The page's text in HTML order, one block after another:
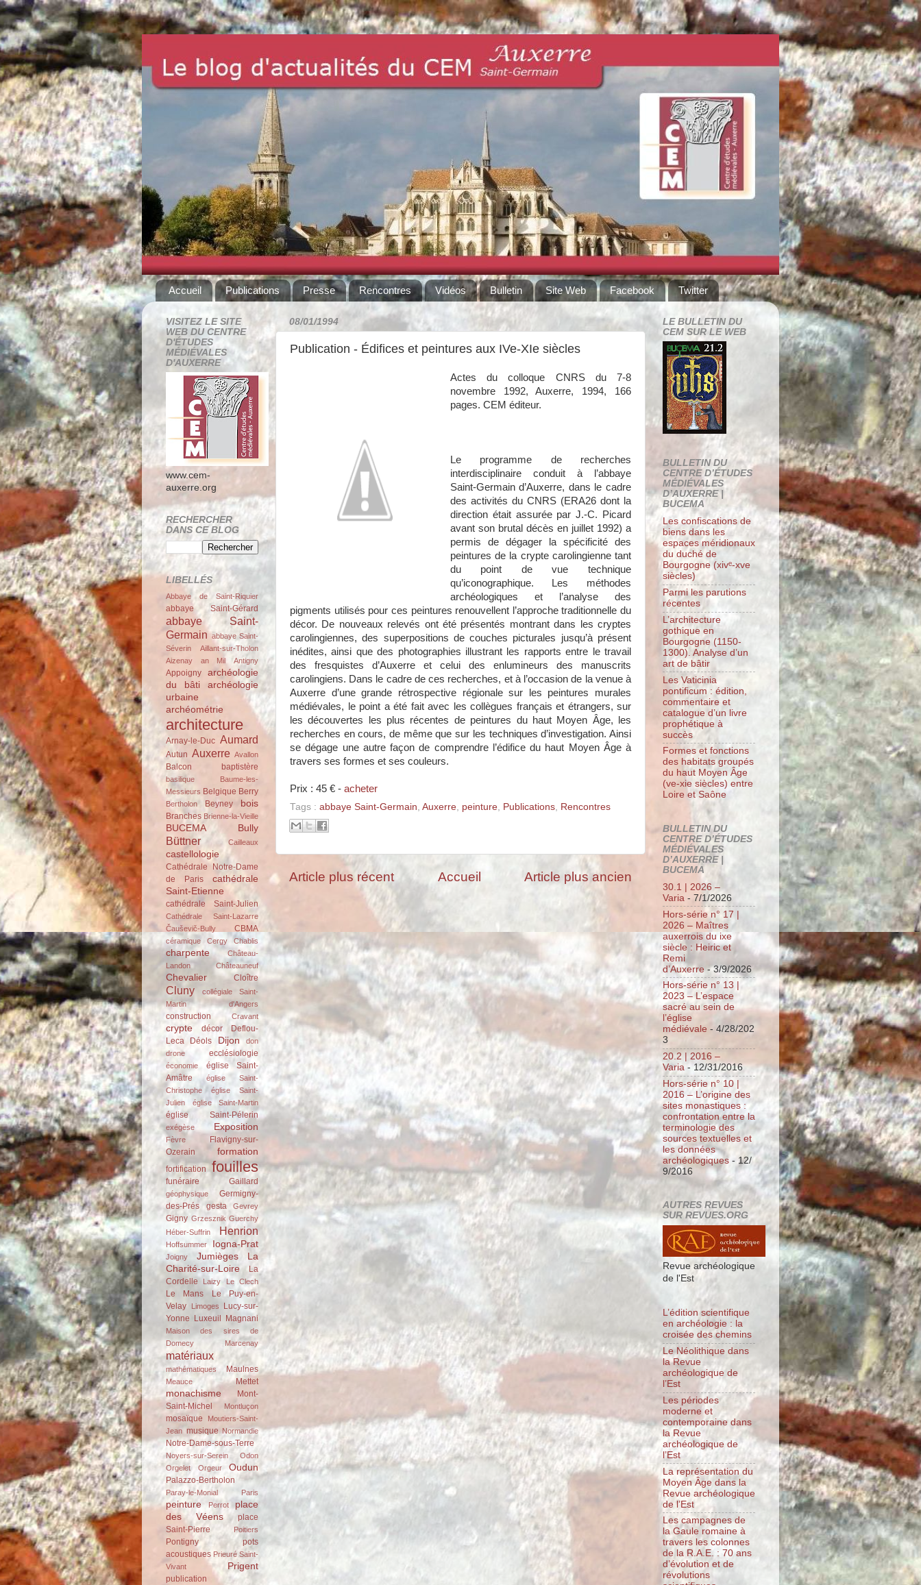
Accueil Publications Presse Rencontres Vidéos Bulletin Site Web Facebook Twitter
08/01/1994
Publication - Édifices et peintures aux IVe-XIe siècles
Actes du colloque CNRS du 7-8
novembre 1992,Auxerre, 1994, 166
pages. CEM éditeur.
Le programme de recherches
interdisciplinaire conduit à l’abbaye
Saint-Germain d’Auxerre, dans le cadre
des activités du CNRS (ERA26 dont la
direction était assurée par J.-C. Picard
avant son brutal décès en juillet 1992) a
permis de dégager la spécificité des
peintures de la crypte carolingienne tant
du point de vue technique
qu’iconographique. Les méthodes
archéologiques et l’analyse des
pigments utilisés pour ces peintures renouvellent l’approche traditionnelle du
décor. De nouveaux relevés ont été présentés montrant dans les cryptes
carolingiennes, des superpositions de couches picturales jusqu’à présent
inédites, ainsi que des photographies illustrant les rapports entre le travail
des fresquistes d’Auxerre et celui des enlumineurs des manuscrits
carolingiens. Dans le cadre de ces recherches, et à l’occasion de la venue à
Auxerre d’une grande rétrospective régionale sur les peintures murales
médiévales, le point a été fait avec les collègues français et étrangers, sur
les découvertes les plus récentes de peintures du haut Moyen Âge, les
recherches en cours, de même que sur les techniques d’investigation. Ainsi
se dégage une autre façon de comprendre l’édifice du haut Moyen Âge à
travers ses formes et ses couleurs.
Prix : 45 € - acheter
Tags : abbaye Saint-Germain, Auxerre, peinture, Publications, Rencontres
Article plus récent Article plus ancien
Accueil
VISITEZ LE SITE
WEB DU CENTRE
D'ÉTUDES
MÉDIÉVALES
D'AUXERRE
www.cem-
auxerre.org
RECHERCHER
DANS CE BLOG
LIBELLÉS
Abbaye de Saint-Riquier
abbaye Saint-Gérard
abbaye Saint-
Germain abbaye Saint-
Séverin
Aillant-sur-Tholon
Aizenay
an Mil Antigny
Appoigny
archéologie
du bâti
archéologie
urbaine
archéométrie
architecture
Arnay-le-Duc Aumard
Autun Auxerre Avallon
Balcon baptistère
basilique
Baume-les-
Messieurs Belgique Berry
Bertholon Beyney bois
Branches Brienne-la-Vieille
BUCEMA Bully
Büttner Cailleaux
castellologie
Cathédrale Notre-Dame
de Paris
cathédrale
Saint-Etienne
cathédrale Saint-Julien
Cathédrale Saint-Lazarre
Čauševič-Bully
CBMA
céramique Cergy Chablis
charpente
Château-
Landon
Châteauneuf
Chevalier Cloître
Cluny
collégiale Saint-
Martin d'Angers
construction Cravant
crypte décor
Deflou-
Leca
Déols Dijon
don
drone
ecclésiologie
économie
église Saint-
Amâtre
église Saint-
Christophe
église Saint-
Julien
église Saint-Martin
église Saint-Pélerin
exégèse Exposition
Fèvre
Flavigny-sur-
Ozerain
formation
fortification fouilles
funéraire Gaillard
géophysique
Germigny-
des-Prés
gesta Gevrey
Gigny Grzesznik Guerchy
Héber-Suffrin
Henrion
Hoffsummer Iogna-Prat
Joigny Jumièges
La
Charité-sur-Loire
La
Cordelle
Laizy Le Clech
Le Mans
Le Puy-en-
Velay
Limoges
Lucy-sur-
Yonne Luxeuil Magnani
Maison des sires de
Domecy
Marcenay
matériaux
mathématiques Maulnes
Meauce Mettet
monachisme
Mont-
Saint-Michel
Montluçon
mosaïque
Moutiers-Saint-
Jean musique Normandie
Notre-Dame-sous-Terre
Noyers-sur-Serein
Odon
Orgelet
Orgeur Oudun
Palazzo-Bertholon
Paray-le-Monial Paris
peinture Perrot
place
des Véens
place
Saint-Pierre
Poitiers
Pontigny
pots
acoustiques Prieuré Saint-
Vivant
Prigent
publication
LE BULLETIN DU
CEM SUR LE WEB
BULLETIN DU
CENTRE D’ÉTUDES
MÉDIÉVALES
D’AUXERRE |
BUCEMA
Les confiscations de
biens dans les
espaces méridionaux
du duché de
Bourgogne (xivᵉ-xve
siècles)
Parmi les parutions
récentes
L’architecture
gothique en
Bourgogne (1150-
1300). Analyse d’un
art de bâtir
Les Vaticinia
pontificum : édition,
commentaire et
catalogue d’un livre
prophétique à
succès
Formes et fonctions
des habitats groupés
du haut Moyen Âge
(ve-xie siècles) entre
Loire et Saône
BULLETIN DU
CENTRE D’ÉTUDES
MÉDIÉVALES
D’AUXERRE |
BUCEMA
30.1 | 2026 –
Varia - 7/1/2026
Hors-série n° 17 |
2026 – Maîtres
auxerrois du ixe
siècle : Heiric et
Remi
d’Auxerre- 3/9/2026
Hors-série n° 13 |
2023 – L’espace
sacré au sein de
l’église
médiévale - 4/28/202
3
20.2 | 2016 –
Varia - 12/31/2016
Hors-série n° 10 |
2016 – L’origine des
sites monastiques :
confrontation entre la
terminologie des
sources textuelles et
les données
archéologiques - 12/
9/2016
AUTRES REVUES
SUR REVUES.ORG
Revue archéologique
de l'Est
L’édition scientifique
en archéologie : la
croisée des chemins
Le Néolithique dans
la Revue
archéologique de
l’Est
Les périodes
moderne et
contemporaine dans
la Revue
archéologique de
l’Est
La représentation du
Moyen Âge dans la
Revue archéologique
de l’Est
Les campagnes de
la Gaule romaine à
travers les colonnes
de la R.A.E. : 70 ans
d’évolution et de
révolutions